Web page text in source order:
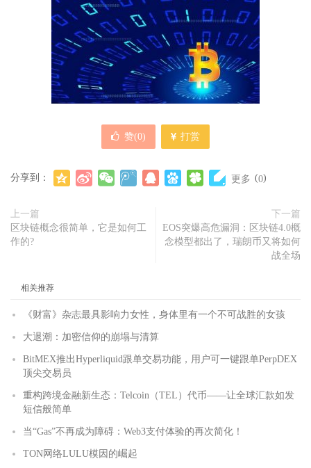
赞(0) 打赏
分享到： 更多 (0)
上一篇
区块链概念很简单，它是如何工
作的?
下一篇
EOS突爆高危漏洞：区块链4.0概
念模型都出了，瑞朗币又将如何
战全场
相关推荐
《财富》杂志最具影响力女性，身体里有一个不可战胜的女孩
大退潮：加密信仰的崩塌与清算
BitMEX推出Hyperliquid跟单交易功能，用户可一键跟单PerpDEX
顶尖交易员
重构跨境金融新生态：Telcoin（TEL）代币——让全球汇款如发
短信般简单
当“Gas”不再成为障碍：Web3支付体验的再次简化！
TON网络LULU模因的崛起